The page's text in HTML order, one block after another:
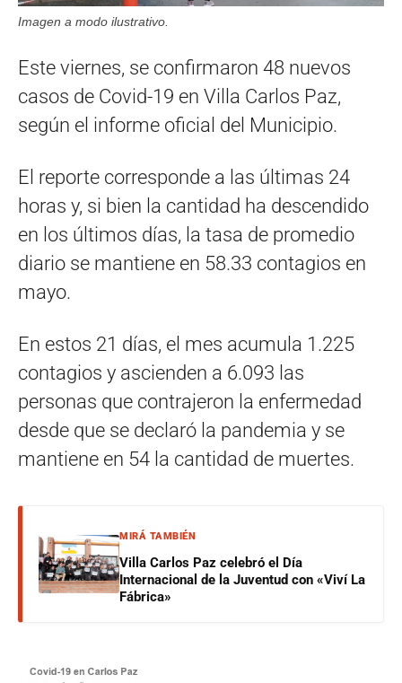
Imagen a modo ilustrativo.
Este viernes, se confirmaron 48 nuevos
casos de Covid-19 en Villa Carlos Paz,
según el informe oficial del Municipio.
El reporte corresponde a las últimas 24
horas y, si bien la cantidad ha descendido
en los últimos días, la tasa de promedio
diario se mantiene en 58.33 contagios en
mayo.
En estos 21 días, el mes acumula 1.225
contagios y ascienden a 6.093 las
personas que contrajeron la enfermedad
desde que se declaró la pandemia y se
mantiene en 54 la cantidad de muertes.
MIRÁ TAMBIÉN
Villa Carlos Paz celebró el Día
Internacional de la Juventud con «Viví La
Fábrica»